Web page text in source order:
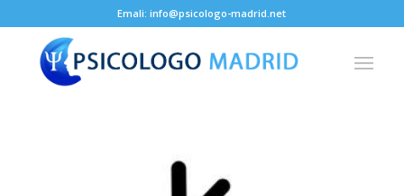
Emali: info@psicologo-madrid.net